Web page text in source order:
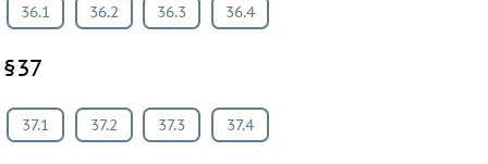
36.1 36.2 36.3 36.4
§37
37.1 37.2 37.3 37.4